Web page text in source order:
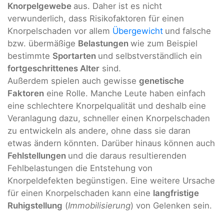
Knorpelgewebe aus. Daher ist es nicht
verwunderlich, dass Risikofaktoren für einen
Knorpelschaden vor allem Übergewicht und falsche
bzw. übermäßige Belastungen wie zum Beispiel
bestimmte Sportarten und selbstverständlich ein
fortgeschrittenes Alter sind.
Außerdem spielen auch gewisse genetische
Faktoren eine Rolle. Manche Leute haben einfach
eine schlechtere Knorpelqualität und deshalb eine
Veranlagung dazu, schneller einen Knorpelschaden
zu entwickeln als andere, ohne dass sie daran
etwas ändern könnten. Darüber hinaus können auch
Fehlstellungen und die daraus resultierenden
Fehlbelastungen die Entstehung von
Knorpeldefekten begünstigen. Eine weitere Ursache
für einen Knorpelschaden kann eine langfristige
Ruhigstellung (Immobilisierung) von Gelenken sein.